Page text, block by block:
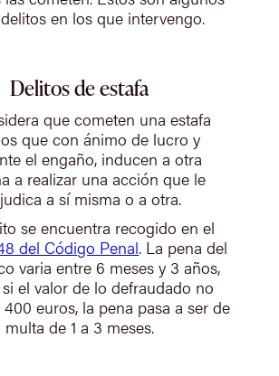
en los que intervengo.
Delitos de estafa
que cometen una estafa
que con ánimo de lucro y
el engaño, inducen a otra
a realizar una acción que le
a sí misma o a otra.
se encuentra recogido en el
del Código Penal. La pena del
varia entre 6 meses y 3 años,
el valor de lo defraudado no
euros, la pena pasa a ser de
multa de 1 a 3 meses.